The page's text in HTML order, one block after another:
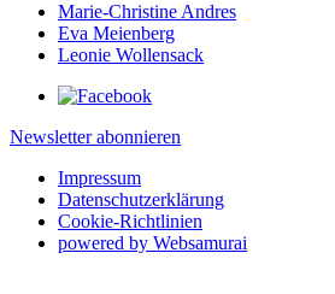
Marie-Christine Andres
Eva Meienberg
Leonie Wollensack
Newsletter abonnieren
Impressum
Datenschutzerklärung
Cookie-Richtlinien
powered by Websamurai